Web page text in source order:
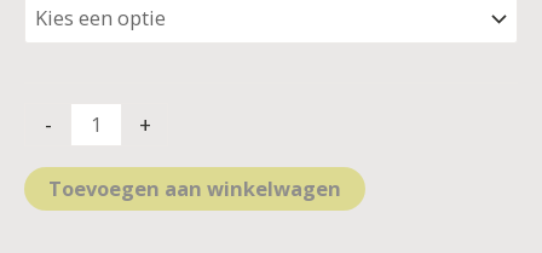
- +
Toevoegen aan winkelwagen